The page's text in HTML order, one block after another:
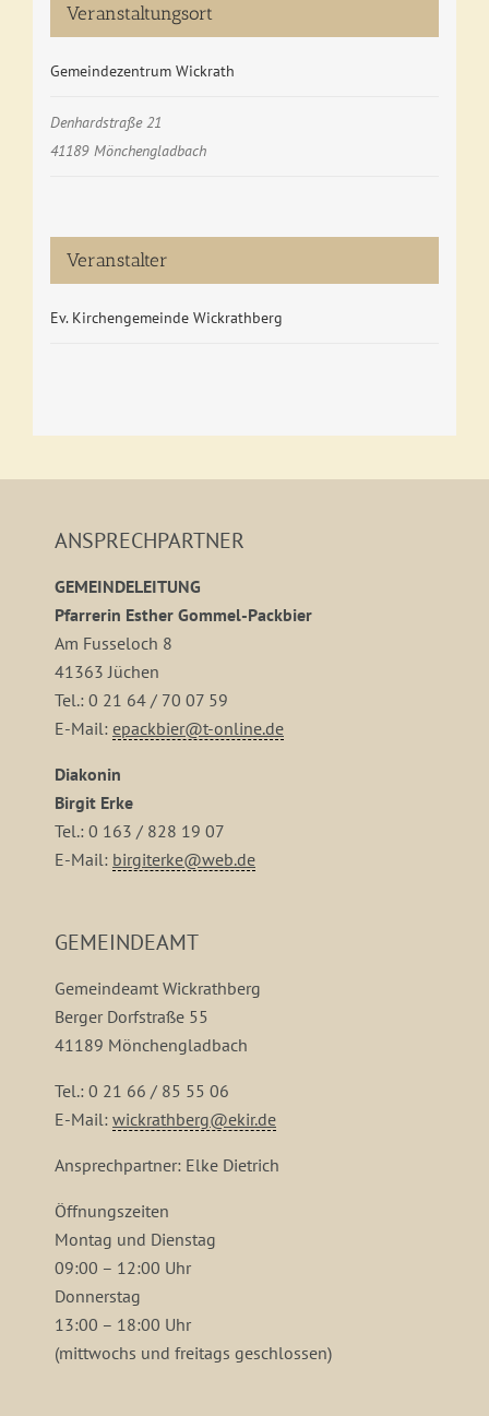
Veranstaltungsort
Gemeindezentrum Wickrath
Denhardstraße 21
Mönchengladbach
41189
Veranstalter
Ev. Kirchengemeinde Wickrathberg
ANSPRECHPARTNER
GEMEINDELEITUNG
Pfarrerin Esther Gommel-Packbier
Am Fusseloch 8
41363 Jüchen
Tel.: 0 21 64 / 70 07 59
E-Mail: epackbier@t-online.de
Diakonin
Birgit Erke
Tel.: 0 163 / 828 19 07
E-Mail: birgiterke@web.de
GEMEINDEAMT
Gemeindeamt Wickrathberg
Berger Dorfstraße 55
41189 Mönchengladbach
Tel.: 0 21 66 / 85 55 06
E-Mail: wickrathberg@ekir.de
Ansprechpartner: Elke Dietrich
Öffnungszeiten
Montag und Dienstag
09:00 – 12:00 Uhr
Donnerstag
13:00 – 18:00 Uhr
(mittwochs und freitags geschlossen)